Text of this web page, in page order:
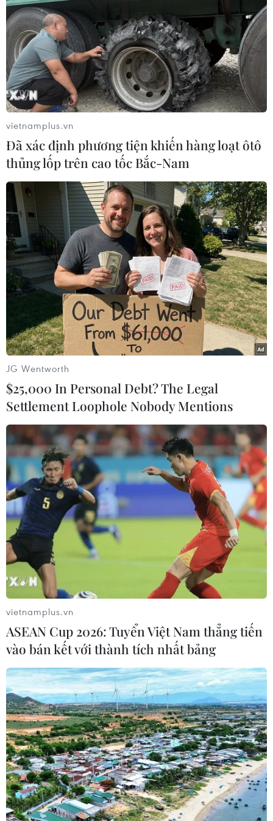
#Tin giả #Cá sấu #Công nghệ AI An Giang
Theo dõi VietnamPlus
TIN LIÊN QUAN
An Giang: Xử phạt người phụ nữ cố ý báo
tin giả, không đúng sự thật
27/05/2026 08:28
Sợ bị gia đình phát hiện việc bán xe môtô cùng trang
sức, điện thoại di động để lấy tiền tiêu xài, chị N.N.O
đã đến Công an phường Vĩnh Tế (An Giang) trình báo
tin giả bị cướp tài sản.
Cà Mau: Chủ nhà hàng trình báo Công an
vì tin giả "hơn 50% nhân viên nhiễm HIV"
14/05/2026 09:53
vietnamplus.vn
Đã xác định phương tiện khiến hàng loạt ôtô
thủng lốp trên cao tốc Bắc-Nam
JG Wentworth
$25,000 In Personal Debt? The Legal
Settlement Loophole Nobody Mentions
vietnamplus.vn
ASEAN Cup 2026: Tuyển Việt Nam thẳng tiến
vào bán kết với thành tích nhất bảng